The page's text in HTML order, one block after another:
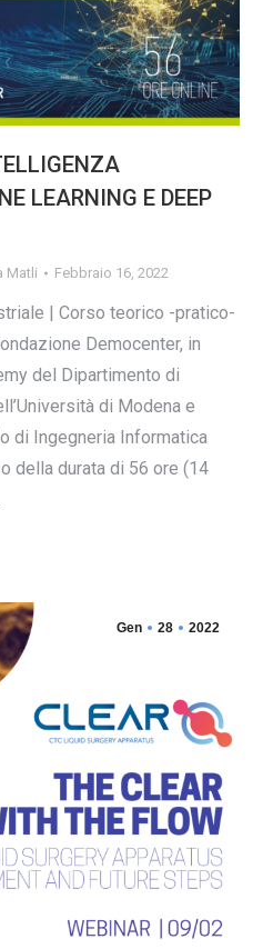
LEARNING E DEEP
Matli Febbraio 16, 2022
| Corso teorico -pratico-
Democenter, in
del Dipartimento di
di Modena e
di Ingegneria Informatica
della durata di 56 ore (14
Gen 28 2022